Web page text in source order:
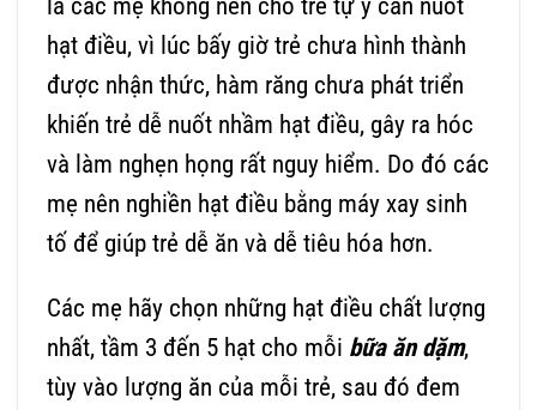
hạt điều, vì lúc bấy giờ trẻ chưa hình thành
được nhận thức, hàm răng chưa phát triển
khiến trẻ dễ nuốt nhầm hạt điều, gây ra hóc
và làm nghẹn họng rất nguy hiểm. Do đó các
mẹ nên nghiền hạt điều bằng máy xay sinh
tố để giúp trẻ dễ ăn và dễ tiêu hóa hơn.
Các mẹ hãy chọn những hạt điều chất lượng
nhất, tầm 3 đến 5 hạt cho mỗi bữa ăn dặm,
tùy vào lượng ăn của mỗi trẻ, sau đó đem